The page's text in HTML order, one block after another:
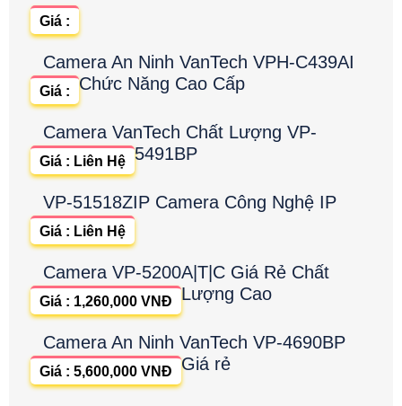
Giá :
Camera An Ninh VanTech VPH-C439AI
Chức Năng Cao Cấp
Giá :
Camera VanTech Chất Lượng VP-
5491BP
Giá : Liên Hệ
VP-51518ZIP Camera Công Nghệ IP
Giá : Liên Hệ
Camera VP-5200A|T|C Giá Rẻ Chất
Lượng Cao
Giá : 1,260,000 VNĐ
Camera An Ninh VanTech VP-4690BP
Giá rẻ
Giá : 5,600,000 VNĐ